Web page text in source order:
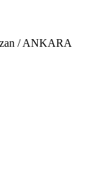
/ ANKARA